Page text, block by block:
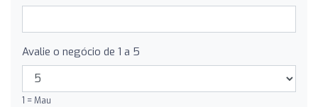
Avalie o negócio de 1 a 5
1 = Mau